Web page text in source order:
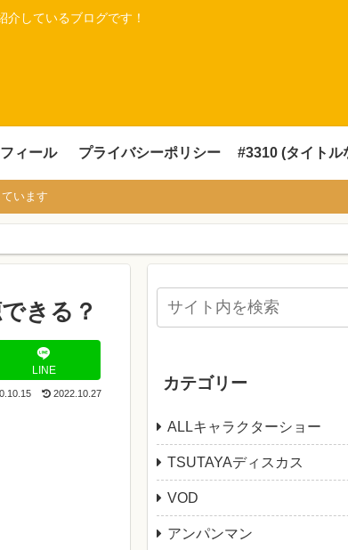
しているブログです！
ィール プライバシーポリシー #3310 (タイトル
います
きる？
LINE
2022.10.27
カテゴリー
ALLキャラクターショー
TSUTAYAディスカス
VOD
アンパンマン